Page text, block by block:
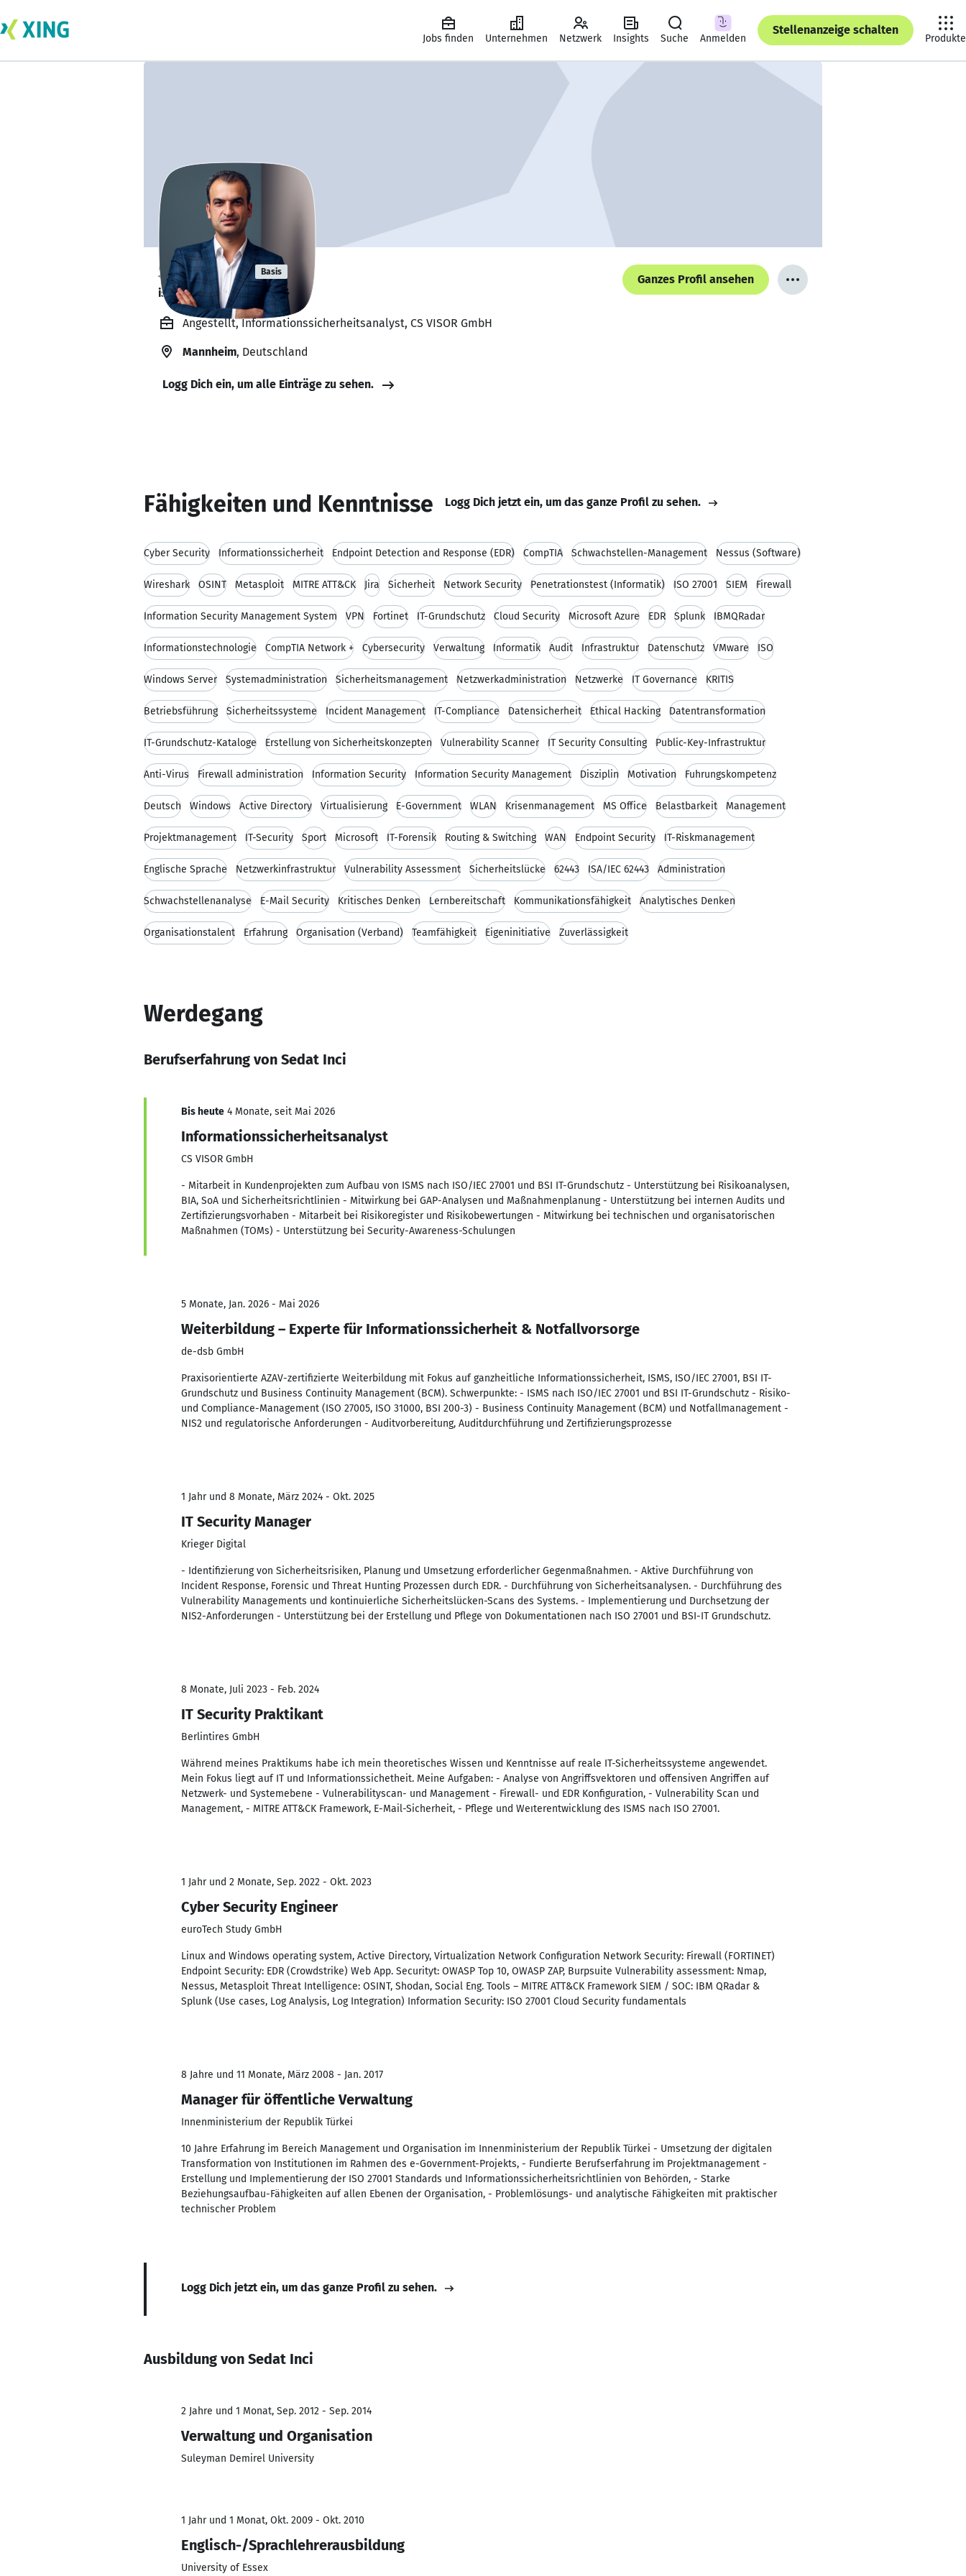
Jobs finden Unternehmen Netzwerk Insights Suche Anmelden
Stellenanzeige schalten
Produkte
Sedat Inci Basis
ist offen für Projekte. 🔎
Ganzes Profil ansehen
Angestellt, Informationssicherheitsanalyst, CS VISOR GmbH
Mannheim, Deutschland
Logg Dich ein, um alle Einträge zu sehen.
Fähigkeiten und Kenntnisse Logg Dich jetzt ein, um das ganze Profil zu sehen.
Cyber Security Informationssicherheit Endpoint Detection and Response (EDR) CompTIA Schwachstellen-Management Nessus (Software)
Wireshark OSINT Metasploit MITRE ATT&CK Jira Sicherheit Network Security Penetrationstest (Informatik) ISO 27001 SIEM Firewall
Information Security Management System VPN Fortinet IT-Grundschutz Cloud Security Microsoft Azure EDR Splunk IBMQRadar
Informationstechnologie CompTIA Network + Cybersecurity Verwaltung Informatik Audit Infrastruktur Datenschutz VMware ISO
Windows Server Systemadministration Sicherheitsmanagement Netzwerkadministration Netzwerke IT Governance KRITIS
Betriebsführung Sicherheitssysteme Incident Management IT-Compliance Datensicherheit Ethical Hacking Datentransformation
IT-Grundschutz-Kataloge Erstellung von Sicherheitskonzepten Vulnerability Scanner IT Security Consulting Public-Key-Infrastruktur
Anti-Virus Firewall administration Information Security Information Security Management Disziplin Motivation Fuhrungskompetenz
Deutsch Windows Active Directory Virtualisierung E-Government WLAN Krisenmanagement MS Office Belastbarkeit Management
Projektmanagement IT-Security Sport Microsoft IT-Forensik Routing & Switching WAN Endpoint Security IT-Riskmanagement
Englische Sprache Netzwerkinfrastruktur Vulnerability Assessment Sicherheitslücke 62443 ISA/IEC 62443 Administration
Schwachstellenanalyse E-Mail Security Kritisches Denken Lernbereitschaft Kommunikationsfähigkeit Analytisches Denken
Organisationstalent Erfahrung Organisation (Verband) Teamfähigkeit Eigeninitiative Zuverlässigkeit
Werdegang
Berufserfahrung von Sedat Inci
Bis heute 4 Monate, seit Mai 2026
Informationssicherheitsanalyst
CS VISOR GmbH
- Mitarbeit in Kundenprojekten zum Aufbau von ISMS nach ISO/IEC 27001 und BSI IT-Grundschutz - Unterstützung bei Risikoanalysen,
BIA, SoA und Sicherheitsrichtlinien - Mitwirkung bei GAP-Analysen und Maßnahmenplanung - Unterstützung bei internen Audits und
Zertifizierungsvorhaben - Mitarbeit bei Risikoregister und Risikobewertungen - Mitwirkung bei technischen und organisatorischen
Maßnahmen (TOMs) - Unterstützung bei Security-Awareness-Schulungen
5 Monate, Jan. 2026 - Mai 2026
Weiterbildung – Experte für Informationssicherheit & Notfallvorsorge
de-dsb GmbH
Praxisorientierte AZAV-zertifizierte Weiterbildung mit Fokus auf ganzheitliche Informationssicherheit, ISMS, ISO/IEC 27001, BSI IT-
Grundschutz und Business Continuity Management (BCM). Schwerpunkte: - ISMS nach ISO/IEC 27001 und BSI IT-Grundschutz - Risiko-
und Compliance-Management (ISO 27005, ISO 31000, BSI 200-3) - Business Continuity Management (BCM) und Notfallmanagement -
NIS2 und regulatorische Anforderungen - Auditvorbereitung, Auditdurchführung und Zertifizierungsprozesse
1 Jahr und 8 Monate, März 2024 - Okt. 2025
IT Security Manager
Krieger Digital
- Identifizierung von Sicherheitsrisiken, Planung und Umsetzung erforderlicher Gegenmaßnahmen. - Aktive Durchführung von
Incident Response, Forensic und Threat Hunting Prozessen durch EDR. - Durchführung von Sicherheitsanalysen. - Durchführung des
Vulnerability Managements und kontinuierliche Sicherheitslücken-Scans des Systems. - Implementierung und Durchsetzung der
NIS2-Anforderungen - Unterstützung bei der Erstellung und Pflege von Dokumentationen nach ISO 27001 und BSI-IT Grundschutz.
8 Monate, Juli 2023 - Feb. 2024
IT Security Praktikant
Berlintires GmbH
Während meines Praktikums habe ich mein theoretisches Wissen und Kenntnisse auf reale IT-Sicherheitssysteme angewendet.
Mein Fokus liegt auf IT und Informationssichetheit. Meine Aufgaben: - Analyse von Angriffsvektoren und offensiven Angriffen auf
Netzwerk- und Systemebene - Vulnerabilityscan- und Management - Firewall- und EDR Konfiguration, - Vulnerability Scan und
Management, - MITRE ATT&CK Framework, E-Mail-Sicherheit, - Pflege und Weıterentwicklung des ISMS nach ISO 27001.
1 Jahr und 2 Monate, Sep. 2022 - Okt. 2023
Cyber Security Engineer
euroTech Study GmbH
Linux and Windows operating system, Active Directory, Virtualization Network Configuration Network Security: Firewall (FORTINET)
Endpoint Security: EDR (Crowdstrike) Web App. Securityt: OWASP Top 10, OWASP ZAP, Burpsuite Vulnerability assessment: Nmap,
Nessus, Metasploit Threat Intelligence: OSINT, Shodan, Social Eng. Tools – MITRE ATT&CK Framework SIEM / SOC: IBM QRadar &
Splunk (Use cases, Log Analysis, Log Integration) Information Security: ISO 27001 Cloud Security fundamentals
8 Jahre und 11 Monate, März 2008 - Jan. 2017
Manager für öffentliche Verwaltung
Innenministerium der Republik Türkei
10 Jahre Erfahrung im Bereich Management und Organisation im Innenministerium der Republik Türkei - Umsetzung der digitalen
Transformation von Institutionen im Rahmen des e-Government-Projekts, - Fundierte Berufserfahrung im Projektmanagement -
Erstellung und Implementierung der ISO 27001 Standards und Informationssicherheitsrichtlinien von Behörden, - Starke
Beziehungsaufbau-Fähigkeiten auf allen Ebenen der Organisation, - Problemlösungs- und analytische Fähigkeiten mit praktischer
technischer Problem
Logg Dich jetzt ein, um das ganze Profil zu sehen.
Ausbildung von Sedat Inci
2 Jahre und 1 Monat, Sep. 2012 - Sep. 2014
Verwaltung und Organisation
Suleyman Demirel University
1 Jahr und 1 Monat, Okt. 2009 - Okt. 2010
Englisch-/Sprachlehrerausbildung
University of Essex